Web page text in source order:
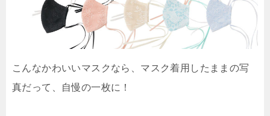
こんなかわいいマスクなら、マスク着用したままの写
真だって、自慢の一枚に！